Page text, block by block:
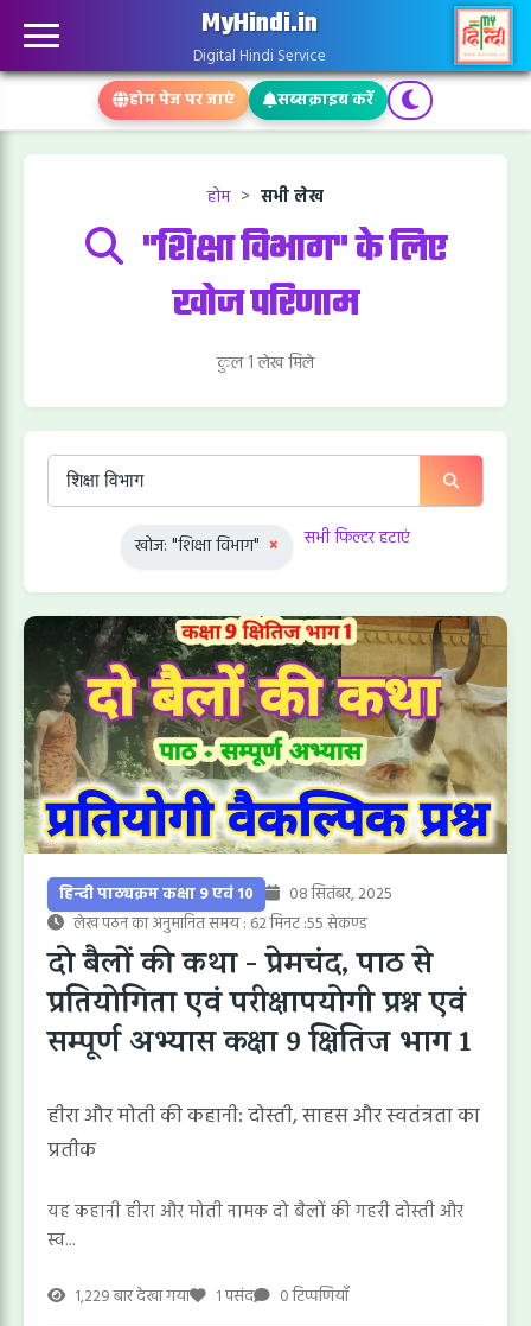
MyHindi.in
Digital Hindi Service
होम पेज पर जाएं
सब्सक्राइब करें
होम > सभी लेख
"शिक्षा विभाग" के लिए
खोज परिणाम
कुल 1 लेख मिले
खोज: "शिक्षा विभाग" × सभी फिल्टर हटाएं
हिन्दी पाठ्यक्रम कक्षा 9 एवं 10
08 सितंबर, 2025
लेख पठन का अनुमानित समय : 62 मिनट :55 सेकण्ड
दो बैलों की कथा - प्रेमचंद, पाठ से
प्रतियोगिता एवं परीक्षापयोगी प्रश्न एवं
सम्पूर्ण अभ्यास कक्षा 9 क्षितिज भाग 1
हीरा और मोती की कहानी: दोस्ती, साहस और स्वतंत्रता का
प्रतीक
​यह कहानी हीरा और मोती नामक दो बैलों की गहरी दोस्ती और
स्व...
1,229 बार देखा गया 1 पसंद 0 टिप्पणियाँ